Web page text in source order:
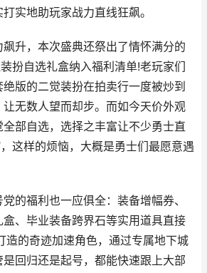
实地助玩家战力直线狂飙。
，本次盛典还祭出了情怀满分的
扮自选礼盒纳入福利清单!老玩家们
版的二觉装扮在拍卖行一度被炒到
让无数人望而却步。而如今天价外观
部自选，选择之丰富让不少勇士直
这样的烦恼，大概是勇士们最愿意遇
福利也一应俱全：装备增幅券、
、毕业装备跨界石等实用道具直接
造的奇迹加速角色，通过专属地下城
回归还是起号，都能快速跟上大部